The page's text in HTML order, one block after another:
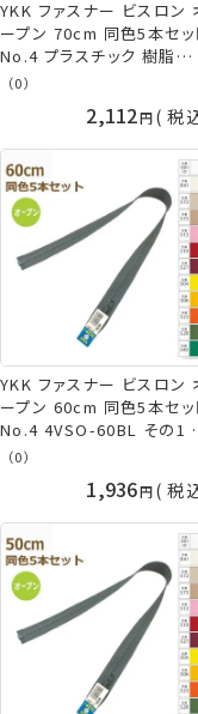
YKK ファスナー ビスロン
ープン 70cm 同色5本セッ
No.4 プラスチック 樹脂
4VSO-70BL ネコポス可 手
（0）
2,112 税
YKK ファスナー ビスロン
ープン 60cm 同色5本セッ
No.4 4VSO-60BL その1
ラスチック 樹脂 ネコポス可
（0）
1,936 税